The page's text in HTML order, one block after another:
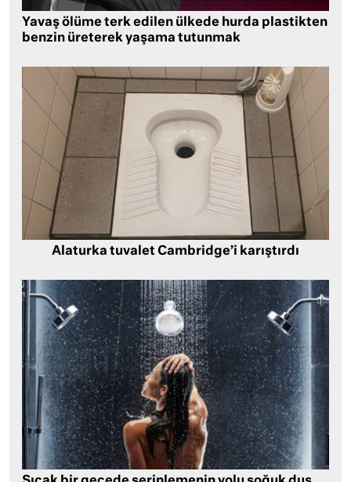
Yavaş ölüme terk edilen ülkede hurda plastikten
benzin üreterek yaşama tutunmak
Alaturka tuvalet Cambridge’i karıştırdı